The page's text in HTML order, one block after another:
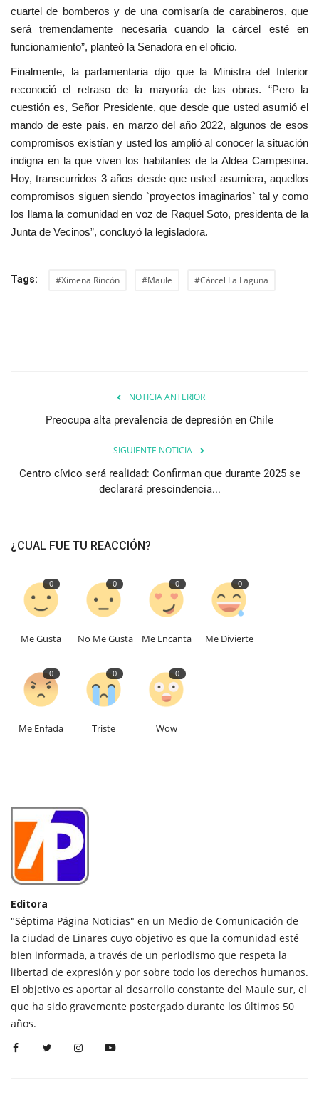
cuartel de bomberos y de una comisaría de carabineros, que
será tremendamente necesaria cuando la cárcel esté en
funcionamiento”, planteó la Senadora en el oficio.
Finalmente, la parlamentaria dijo que la Ministra del Interior
reconoció el retraso de la mayoría de las obras. “Pero la
cuestión es, Señor Presidente, que desde que usted asumió el
mando de este país, en marzo del año 2022, algunos de esos
compromisos existían y usted los amplió al conocer la situación
indigna en la que viven los habitantes de la Aldea Campesina.
Hoy, transcurridos 3 años desde que usted asumiera, aquellos
compromisos siguen siendo `proyectos imaginarios` tal y como
los llama la comunidad en voz de Raquel Soto, presidenta de la
Junta de Vecinos”, concluyó la legisladora.
Tags: #Ximena Rincón #Maule #Cárcel La Laguna
NOTICIA ANTERIOR
Preocupa alta prevalencia de depresión en Chile
SIGUIENTE NOTICIA
Centro cívico será realidad: Confirman que durante 2025 se
declarará prescindencia...
¿CUAL FUE TU REACCIÓN?
0
Me Gusta
0
No Me Gusta
0
Me Encanta
0
Me Divierte
0
Me Enfada
0
Triste
0
Wow
Editora
"Séptima Página Noticias" en un Medio de Comunicación de
la ciudad de Linares cuyo objetivo es que la comunidad esté
bien informada, a través de un periodismo que respeta la
libertad de expresión y por sobre todo los derechos humanos.
El objetivo es aportar al desarrollo constante del Maule sur, el
que ha sido gravemente postergado durante los últimos 50
años.